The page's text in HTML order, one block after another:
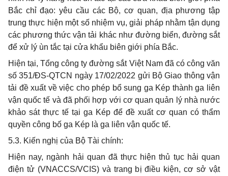
Bắc chỉ đạo: yêu cầu các Bộ, cơ quan, địa phương tập
trung thực hiện một số nhiệm vụ, giải pháp nhằm tận dụng
các phương thức vận tải khác như đường biển, đường sắt
để xử lý ùn tắc tại cửa khẩu biên giới phía Bắc.
Hiện tại, Tổng công ty đường sắt Việt Nam đã có công văn
số 351/ĐS-QTCN ngày 17/02/2022 gửi Bộ Giao thông vận
tải đề xuất về việc cho phép bổ sung ga Kép thành ga liên
vận quốc tế và đã phối hợp với cơ quan quản lý nhà nước
khảo sát thực tế tại ga Kép để đề xuất cơ quan có thẩm
quyền công bố ga Kép là ga liên vận quốc tế.
5.3. Kiến nghị của Bộ Tài chính:
Hiện nay, ngành hải quan đã thực hiện thủ tục hải quan
điện tử (VNACCS/VCIS) và trang bị điều kiện, cơ sở vật